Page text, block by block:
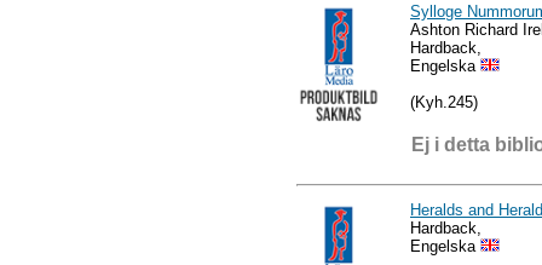
Sylloge
Ashton Richard
Hardback,
Engelska
(Kyh.245)
Ej i detta
Heralds and
Hardback,
Engelska